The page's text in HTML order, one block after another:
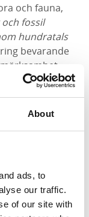
About
ads, to
our traffic.
of our site with
och fauna,
fossil
hundratals
bevarande
är att
och
Samtidigt
bland
, är inte bara
jord också